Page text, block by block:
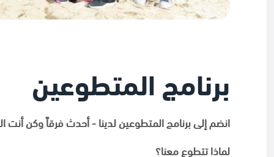
برنامج المتطوعين
انضم إلى برنامج المتطوعين لدينا - أحدث فرقاً وكن أنت
لماذا تتطوع معنا؟